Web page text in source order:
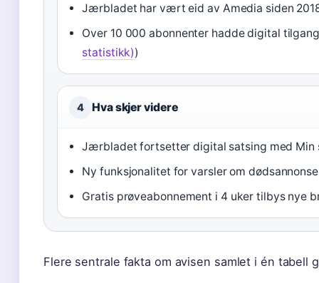
Jærbladet har vært eid av Amedia siden
Over 10 000 abonnenter hadde digital
statistikk))
4 Hva skjer videre
Jærbladet fortsetter digital satsing med Min
Ny funksjonalitet for varsler om
Gratis prøveabonnement i 4 uker tilbys nye
Flere sentrale fakta om avisen samlet i én tabell